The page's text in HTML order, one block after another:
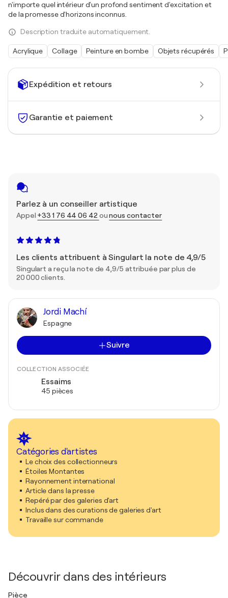
Expédition et retours
Garantie et paiement
Parlez à un conseiller artistique
Appel +33 1 76 44 06 42 ounous contacter
Les clients attribuent à Singulart la note de 4,9/5
Singulart a reçu la note de 4,9/5 attribuée par plus de
20 000 clients.
Jordi Machí
Espagne
Suivre
COLLECTION ASSOCIÉE
Essaims
45 pièces
Catégories d'artistes
Le choix des collectionneurs
Étoiles Montantes
Rayonnement international
Article dans la presse
Repéré par des galeries d'art
Inclus dans des curations de galeries d'art
Travaille sur commande
Découvrir dans des intérieurs
Pièce
n'importe quel intérieur d'un profond sentiment d'excitation et
de la promesse d'horizons inconnus.
Description traduite automatiquement.
Acrylique Collage Peinture en bombe Objets récupérés